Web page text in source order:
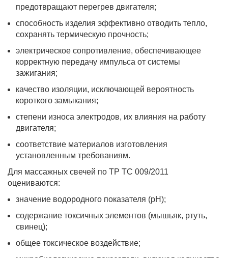
предотвращают перегрев двигателя;
способность изделия эффективно отводить тепло,
сохранять термическую прочность;
электрическое сопротивление, обеспечивающее
корректную передачу импульса от системы
зажигания;
качество изоляции, исключающей вероятность
короткого замыкания;
степени износа электродов, их влияния на работу
двигателя;
соответствие материалов изготовления
установленным требованиям.
Для массажных свечей по ТР ТС 009/2011
оцениваются:
значение водородного показателя (pH);
содержание токсичных элементов (мышьяк, ртуть,
свинец);
общее токсическое воздействие;